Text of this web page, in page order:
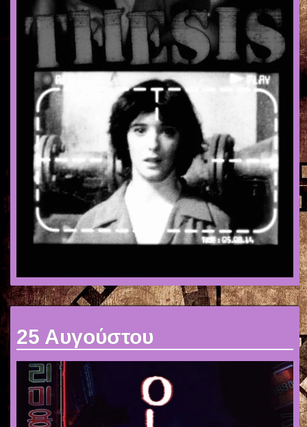
25 Αυγούστου